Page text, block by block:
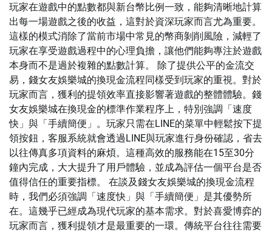
玩家在遊戲中的點數都與新台幣比例一致，能夠清晰地計算
出每一場遊戲之後的收益，這對於資深玩家而言尤為重要。
這樣的模式消除了當前市場中常見的幣商剝削風險，減輕了
玩家在享受遊戲過程中的心理負擔，讓他們能夠專注於遊戲
本身而不是過於複雜的點數計算。 除了提供公平的金流交
易，錢女友娛樂城的換現金流程同樣受到玩家的重視。對於
玩家而言，獲利的提領效率直接影響著遊戲的整體體驗。錢
女友娛樂城在換現金的標準作業程序上，特別強調「速度
快」與「手續簡便」。玩家只需在LINE的菜單中輕鬆按下提
領按鈕，客服系統就會透過LINE與玩家進行身份確認，省去
以往傳真多項資料的麻煩。這種高效的服務能在15至30分
鐘內完成，大大提升了用戶體驗，並成為評估一個平台是否
值得信任的重要指標。 在談及錢女友娛樂城的換現金流程
時，我們必須強調「速度快」與「手續簡便」是其優勢所
在。這幾乎已經成為現代玩家的基本需求。對於喜愛博弈的
玩家而言，獲利提領才是最重要的一環。傳統平台往往需要